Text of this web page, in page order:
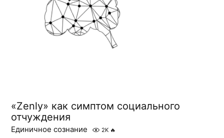
«Zenly» как симптом социального
отчуждения
Единичное сознание 2K 🔥